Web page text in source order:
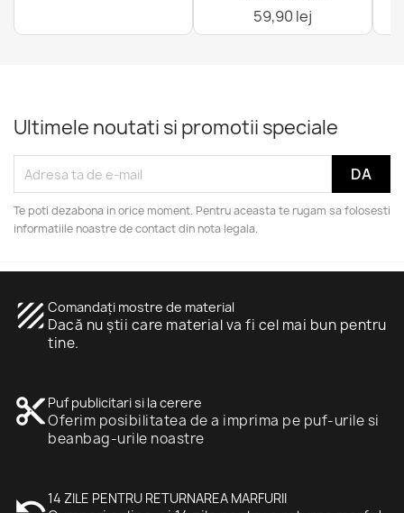
59,90 lej
Ultimele noutati si promotii speciale
Te poti dezabona in orice moment. Pentru aceasta te rugam sa folosesti
informatiile noastre de contact din nota legala.
texture Comandați mostre de material
Dacă nu știi care material va fi cel mai bun pentru
tine.
content_cut Puf publicitari si la cerere
Oferim posibilitatea de a imprima pe puf-urile si
beanbag-urile noastre
14 ZILE PENTRU RETURNAREA MARFURII